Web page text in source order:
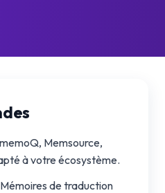
Memsource,
à votre écosystème.
Mémoires de traduction